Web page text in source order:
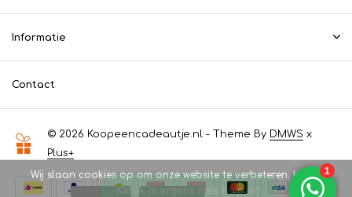
Informatie
Contact
© 2026 Koopeencadeautje.nl - Theme By DMWS x
Plus+
Wij slaan cookies op om onze website te verbeteren. Is dat